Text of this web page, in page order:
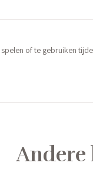
of te gebruiken
Andere